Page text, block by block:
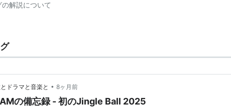
の解説について
ドラマと音楽と • 8ヶ月前
の備忘録 - 初のJingle Ball 2025